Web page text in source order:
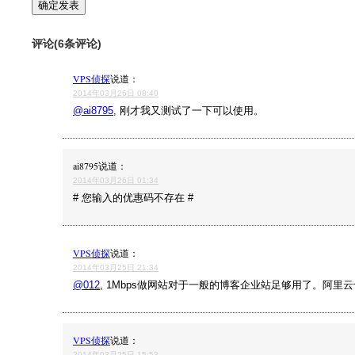
评论(6条评论)
VPS侦探说道：
2014年03月26日 08:40
@ai8795 , 刚才我又测试了一下可以使用。
ai8795说道：
2014年03月26日 01:34
# 您输入的优惠码不存在 #
VPS侦探说道：
2014年03月25日 21:34
@012 , 1Mbps做网站对于一般的博客企业站足够用了。阿里
VPS侦探说道：